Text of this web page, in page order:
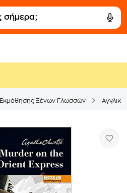
Εκμάθησης Ξένων Γλωσσών